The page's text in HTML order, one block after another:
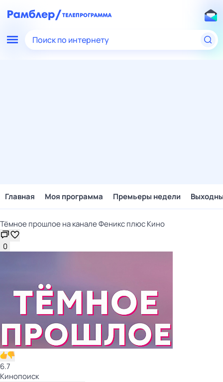
Поиск по интернету
Главная Моя программа Премьеры недели
Тёмное прошлое на канале Феникс плюс Кино
0
6.7
Кинопоиск